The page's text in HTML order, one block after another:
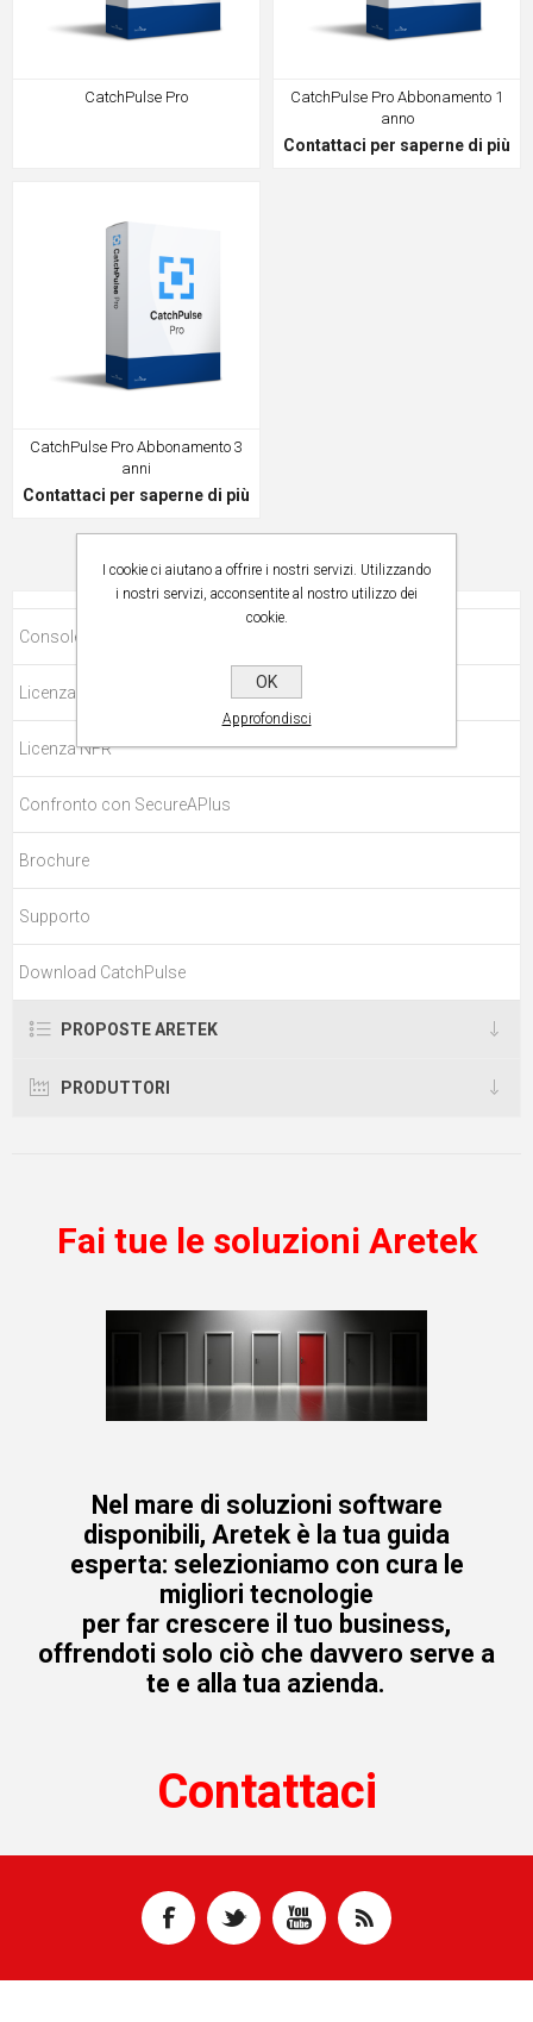
CatchPulse Pro
CatchPulse Pro Abbonamento 1
anno
Contattaci per saperne di più
CatchPulse Pro Abbonamento 3
anni
Contattaci per saperne di più
Console di gestione CatchPulse
Licenza di prova gratuita
Licenza NFR
Confronto con SecureAPlus
Brochure
Supporto
Download CatchPulse
PROPOSTE ARETEK
PRODUTTORI
Fai tue le soluzioni Aretek
Nel mare di soluzioni software
disponibili, Aretek è la tua guida
esperta: selezioniamo con cura le
migliori tecnologie
per far crescere il tuo business,
offrendoti solo ciò che davvero serve a
te e alla tua azienda.
Contattaci
I cookie ci aiutano a offrire i nostri servizi. Utilizzando
i nostri servizi, acconsentite al nostro utilizzo dei
cookie.
OK
Approfondisci